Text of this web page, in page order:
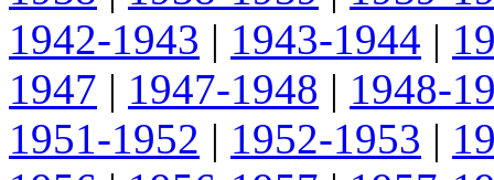
1942-1943 | 1943-1944 |
1947 | 1947-1948 | 1948-
1951-1952 | 1952-1953 |